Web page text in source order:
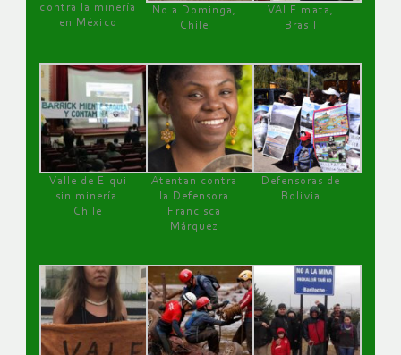
contra la minería
en México
No a Dominga,
Chile
VALE mata,
Brasil
Valle de Elqui
sin minería.
Chile
Atentan contra
la Defensora
Francisca
Márquez
Defensoras de
Bolivia